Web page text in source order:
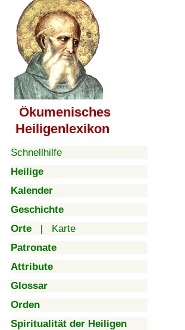
Ökumenisches
Heiligenlexikon
Schnellhilfe
Heilige
Kalender
Geschichte
Orte | Karte
Patronate
Attribute
Glossar
Orden
Spiritualität der Heiligen